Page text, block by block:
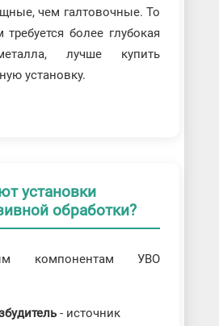
чем галтовочные. То
более глубокая
лучше купить
установку.
установки
обработки?
компонентам УВО
- источник